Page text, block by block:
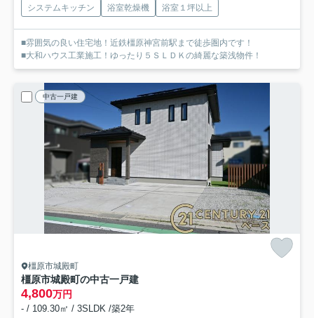
システムキッチン 浴室乾燥機 浴室１坪以上
■雰囲気の良い住宅地！近鉄橿原神宮前駅まで徒歩圏内です！
■大和ハウス工業施工！ゆったり５ＳＬＤＫの綺麗な築浅物件！
中古一戸建
橿原市城殿町
橿原市城殿町の中古一戸建
4,800万円
- / 109.30㎡ / 3SLDK /築2年